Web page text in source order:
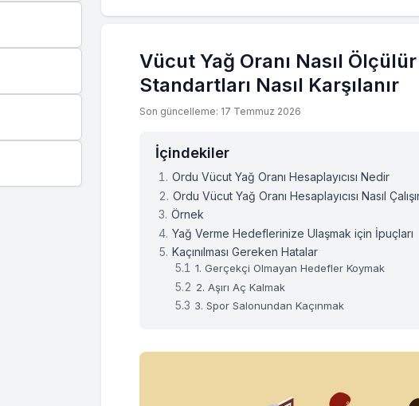
Vücut Yağ Oranı Nasıl
Standartları Nasıl Karşılanır
Son güncelleme: 17 Temmuz 2026
İçindekiler
Ordu Vücut Yağ Oranı Hesaplayıcısı Nedir
Ordu Vücut Yağ Oranı Hesaplayıcısı Nasıl
Örnek
Yağ Verme Hedeflerinize Ulaşmak için İpuçları
Kaçınılması Gereken Hatalar
1. Gerçekçi Olmayan Hedefler Koymak
2. Aşırı Aç Kalmak
3. Spor Salonundan Kaçınmak